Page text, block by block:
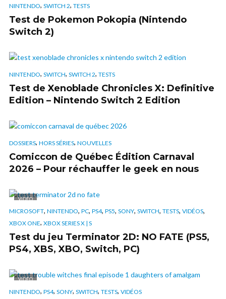
NINTENDO, SWITCH 2, TESTS
Test de Pokemon Pokopia (Nintendo
Switch 2)
NINTENDO, SWITCH, SWITCH 2, TESTS
Test de Xenoblade Chronicles X: Definitive
Edition – Nintendo Switch 2 Edition
DOSSIERS, HORS SÉRIES, NOUVELLES
Comiccon de Québec Édition Carnaval
2026 – Pour réchauffer le geek en nous
VIDÉO
MICROSOFT, NINTENDO, PC, PS4, PS5, SONY, SWITCH, TESTS, VIDÉOS,
XBOX ONE, XBOX SERIES X | S
Test du jeu Terminator 2D: NO FATE (PS5,
PS4, XBS, XBO, Switch, PC)
VIDÉO
NINTENDO, PS4, SONY, SWITCH, TESTS, VIDÉOS